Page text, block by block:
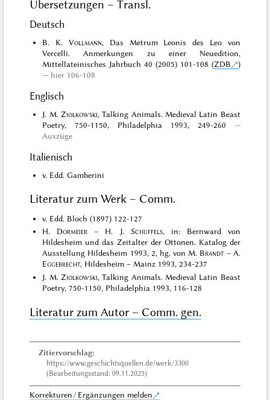
Übersetzungen – Transl.
Deutsch
B. K. Vollmann, Das Metrum Leonis des Leo von
Vercelli. Anmerkungen zu einer Neuedition,
Mittellateinisches Jahrbuch 40 (2005) 101-108 (ZDB
)
hier 106-108
Englisch
J. M. Ziolkowski, Talking Animals. Medieval Latin Beast
Poetry, 750-1150, Philadelphia 1993, 249-260
Auszüge
Italienisch
v. Edd. Gamberini
Literatur zum Werk – Comm.
v. Edd. Bloch (1897) 122-127
H. Dormeier – H. J. Schuffels, in: Bernward von
Hildesheim und das Zeitalter der Ottonen. Katalog der
Ausstellung Hildesheim 1993, 2, hg. von M. Brandt– A.
Eggebrecht, Hildesheim – Mainz 1993, 234-237
J. M. Ziolkowski, Talking Animals. Medieval Latin Beast
Poetry, 750-1150, Philadelphia 1993, 116-128
Literatur zum Autor – Comm. gen.
Zitiervorschlag:
https://www.geschichtsquellen.de/werk/3300
(Bearbeitungsstand: 09.11.2025)
Korrekturen / Ergänzungen melden